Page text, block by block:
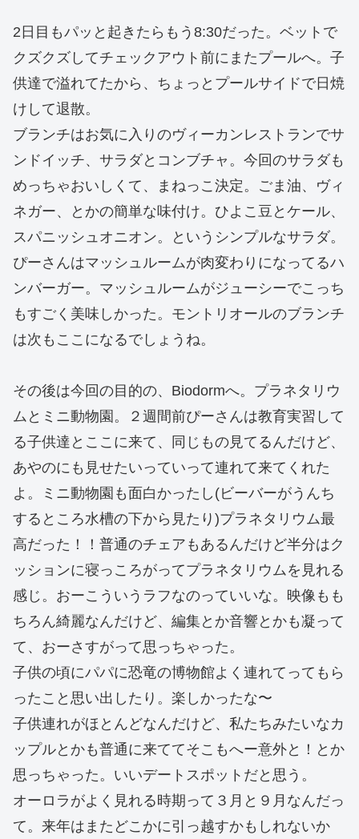
2日目もパッと起きたらもう8:30だった。ベットで
クズクズしてチェックアウト前にまたプールへ。子
供達で溢れてたから、ちょっとプールサイドで日焼
けして退散。
ブランチはお気に入りのヴィーカンレストランでサ
ンドイッチ、サラダとコンブチャ。今回のサラダも
めっちゃおいしくて、まねっこ決定。ごま油、ヴィ
ネガー、とかの簡単な味付け。ひよこ豆とケール、
スパニッシュオニオン。というシンプルなサラダ。
ぴーさんはマッシュルームが肉変わりになってるハ
ンバーガー。マッシュルームがジューシーでこっち
もすごく美味しかった。モントリオールのブランチ
は次もここになるでしょうね。
その後は今回の目的の、Biodormへ。プラネタリウ
ムとミニ動物園。２週間前ぴーさんは教育実習して
る子供達とここに来て、同じもの見てるんだけど、
あやのにも見せたいっていって連れて来てくれた
よ。ミニ動物園も面白かったし(ビーバーがうんち
するところ水槽の下から見たり)プラネタリウム最
高だった！！普通のチェアもあるんだけど半分はク
ッションに寝っころがってプラネタリウムを見れる
感じ。おーこういうラフなのっていいな。映像もも
ちろん綺麗なんだけど、編集とか音響とかも凝って
て、おーさすがって思っちゃった。
子供の頃にパパに恐竜の博物館よく連れてってもら
ったこと思い出したり。楽しかったな〜
子供連れがほとんどなんだけど、私たちみたいなカ
ップルとかも普通に来ててそこもへー意外と！とか
思っちゃった。いいデートスポットだと思う。
オーロラがよく見れる時期って３月と９月なんだっ
て。来年はまたどこかに引っ越すかもしれないか